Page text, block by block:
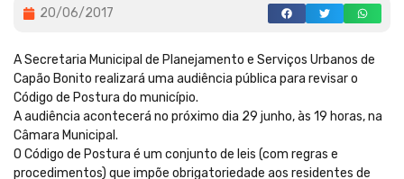
20/06/2017
A Secretaria Municipal de Planejamento e Serviços Urbanos de
Capão Bonito realizará uma audiência pública para revisar o
Código de Postura do município.
A audiência acontecerá no próximo dia 29 junho, às 19 horas, na
Câmara Municipal.
O Código de Postura é um conjunto de leis (com regras e
procedimentos) que impõe obrigatoriedade aos residentes de